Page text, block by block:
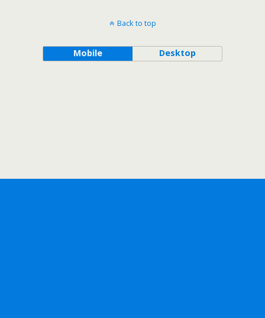
Back to top
Mobile Desktop